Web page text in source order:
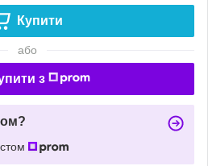
Купити
або
з